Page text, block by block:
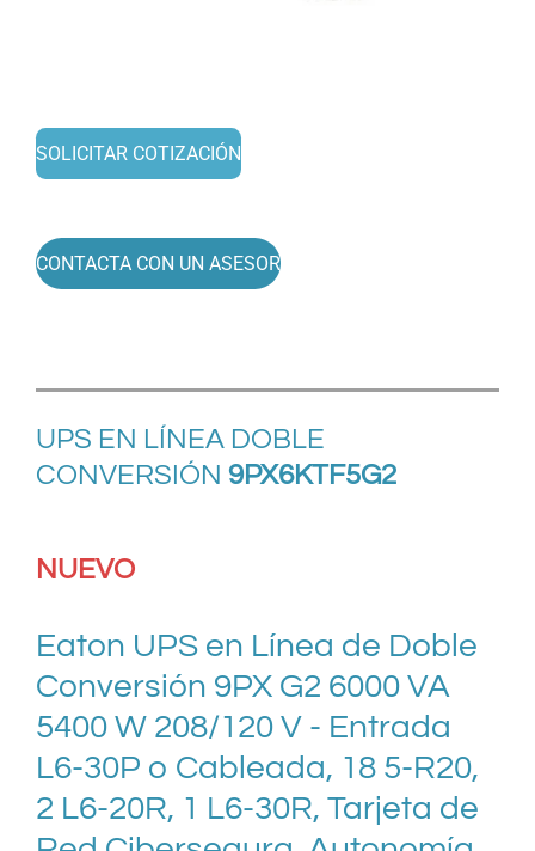
SOLICITAR COTIZACIÓN
CONTACTA CON UN ASESOR
UPS EN LÍNEA DOBLE
CONVERSIÓN 9PX6KTF5G2
NUEVO
Eaton UPS en Línea de Doble
Conversión 9PX G2 6000 VA
5400 W 208/120 V - Entrada
L6-30P o Cableada, 18 5-R20,
2 L6-20R, 1 L6-30R, Tarjeta de